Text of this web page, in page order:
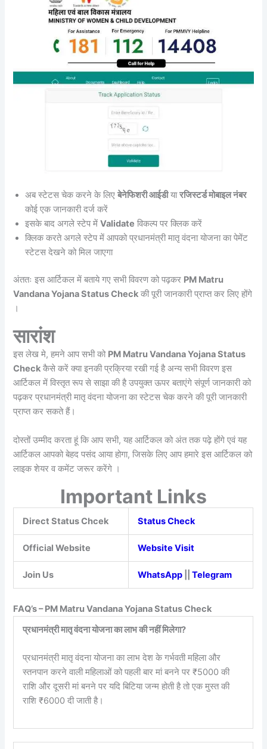
अब स्टेटस चेक करने के लिएबेनेफिशरी आईडीयारजिस्टर्ड मोबाइल नंबर
कोई एक जानकारी दर्ज करें
इसके बाद अगले स्टेप मेंValidate विकल्प पर क्लिक करें
क्लिक करते अगले स्टेप में आपको प्रधानमंत्री मातृ वंदना योजना का पेमेंट
स्टेटस देखने को मिल जाएगा
अंततः इस आर्टिकल में बताये गए सभी विवरण को पढ़कर PM Matru
Vandana Yojana Status Check की पूरी जानकारी प्राप्त कर लिए होंगे
।
सारांश
इस लेख मे, हमने आप सभी को PM Matru Vandana Yojana Status
Check कैसे करें क्या इनकी प्रक्रिया रखी गई है अन्य सभी विवरण इस
आर्टिकल में विस्तृत रूप से साझा की है उपयुक्त ऊपर बताएंगे संपूर्ण जानकारी को
पढ़कर प्रधानमंत्री मातृ वंदना योजना का स्टेटस चेक करने की पूरी जानकारी
प्राप्त कर सकते हैं।
दोस्तों उम्मीद करता हूं कि आप सभी, यह आर्टिकल को अंत तक पढ़े होंगे एवं यह
आर्टिकल आपको बेहद पसंद आया होगा, जिसके लिए आप हमारे इस आर्टिकल को
लाइक शेयर व कमेंट जरूर करेंगे ।
Important Links
Direct Status Chcek Status Check
Official Website Website Visit
Join Us WhatsApp ||Telegram
FAQ’s – PM Matru Vandana Yojana Status Check
प्रधानमंत्री मातृ वंदना योजना का लाभ की नहीं मिलेगा?
प्रधानमंत्री मातृ वंदना योजना का लाभ देश के गर्भवती महिला और
स्तनपान करने वाली महिलाओं को पहली बार मां बनने पर ₹5000 की
राशि और दूसरी मां बनने पर यदि बिटिया जन्म होती है तो एक मुस्त की
राशि ₹6000 दी जाती है।